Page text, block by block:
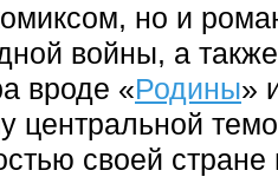
но и
войны, а
вроде «Родины»
центральной
своей стране